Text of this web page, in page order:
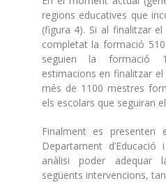
regions educatives que
(figura 4). Si al finalitzar
completat la formació
seguien la formació
estimacions en finalitzar
més de 1100 mestres
els escolars que seguiran
Finalment es presenten
Departament
anàlisi poder adequar
següents intervencions,